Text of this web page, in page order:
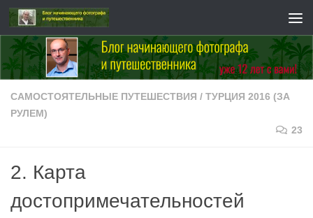
Перейти к содержимому
САМОСТОЯТЕЛЬНЫЕ ПУТЕШЕСТВИЯ / ТУРЦИЯ 2016 (ЗА
РУЛЕМ)
23
2. Карта
достопримечательностей